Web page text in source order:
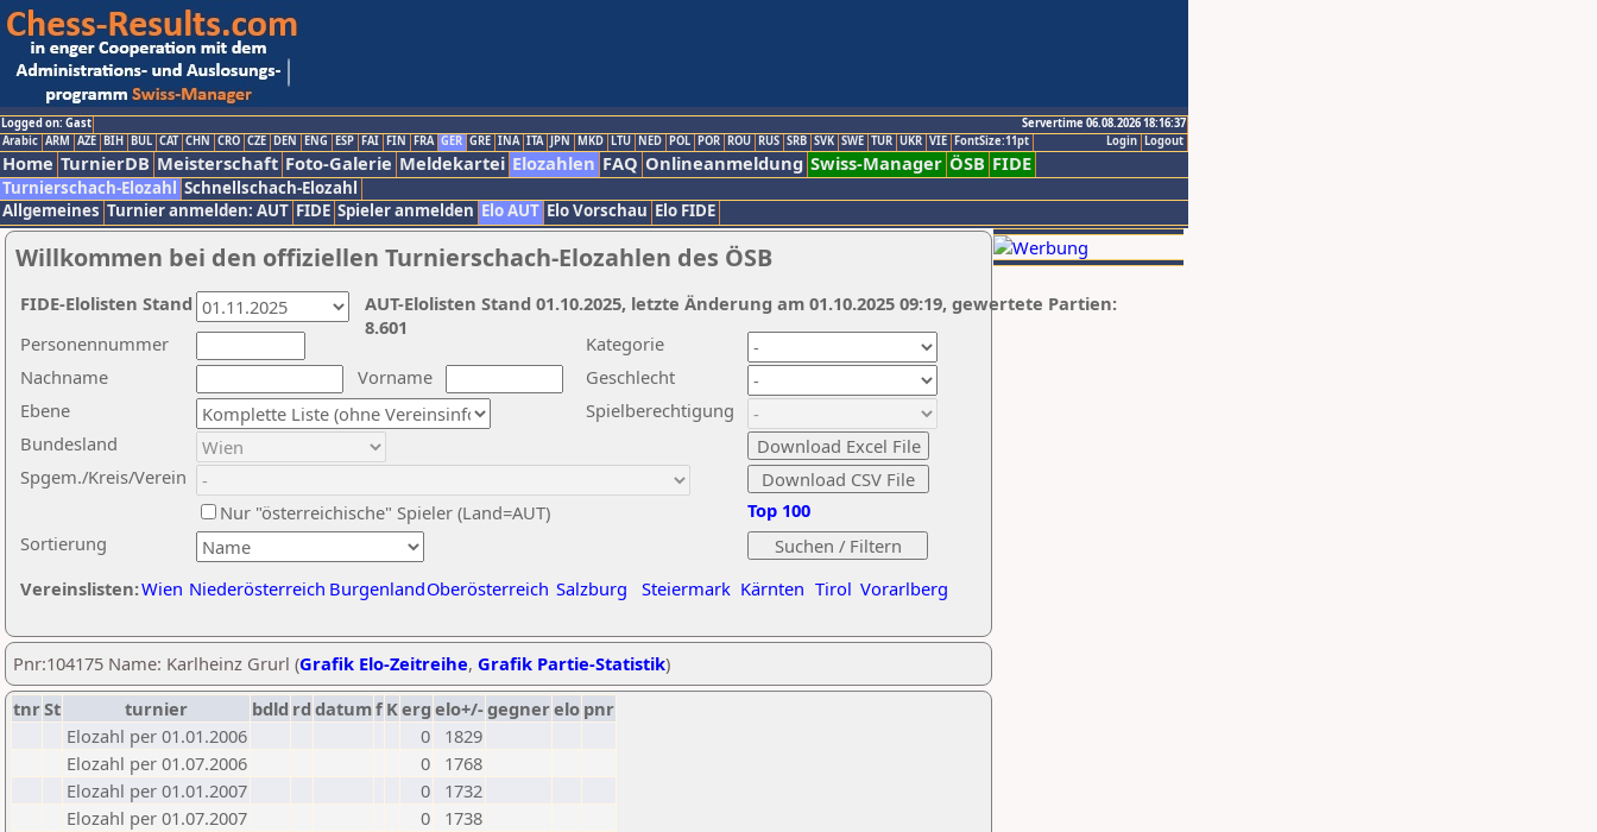
Logged on: Gast
Servertime 06.08.2026 18:16:37
Logout
Login
Arabic ARM AZE BIH BUL CAT CHN CRO CZE DEN ENG ESP FAI FIN FRA GER GRE INA ITA JPN MKD LTU NED POL POR ROU RUS SRB SVK SWE TUR UKR VIE FontSize:11pt
Home TurnierDB Meisterschaft Foto-Galerie Meldekartei Elozahlen FAQ Onlineanmeldung Swiss-Manager ÖSB FIDE
Turnierschach-Elozahl Schnellschach-Elozahl
Allgemeines Turnier anmelden: AUT FIDE Spieler anmelden Elo AUT Elo Vorschau Elo FIDE
Willkommen bei den offiziellen Turnierschach-Elozahlen des ÖSB
Nachname
Vorname
Ebene
Kategorie
Sortierung
Personennummer
Bundesland
Spgem./Kreis/Verein
Geschlecht
Nur "österreichische" Spieler (Land=AUT)
Spielberechtigung
Vereinslisten:Wien Niederösterreich BurgenlandOberösterreich Salzburg Steiermark Kärnten Tirol Vorarlberg
Top 100
AUT-Elolisten Stand 01.10.2025, letzte Änderung am 01.10.2025 09:19, gewertete Partien:
8.601
FIDE-Elolisten Stand
Pnr:104175 Name: Karlheinz Grurl (Grafik Elo-Zeitreihe, Grafik Partie-Statistik)
tnrSt turnier bdld rd datumf Kerg elo+/-gegnerelo pnr
Elozahl per 01.01.2006
0
1829
Elozahl per 01.07.2006
0
1768
Elozahl per 01.01.2007
0
1732
Elozahl per 01.07.2007
0
1738